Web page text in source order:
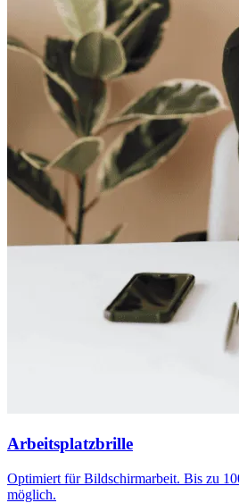
Arbeitsplatzbrille
Optimiert für Bildschirmarbeit. Bis zu
möglich.